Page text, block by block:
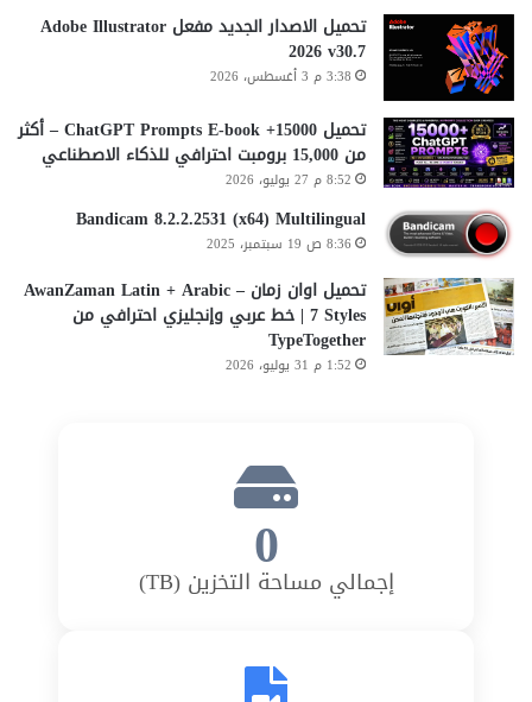
تحميل الاصدار الجديد مفعل Adobe Illustrator
2026 v30.7
3:38 م 3 أغسطس، 2026
تحميل 15000+ ChatGPT Prompts E-book – أكثر
من 15,000 برومبت احترافي للذكاء الاصطناعي
8:52 م 27 يوليو، 2026
Bandicam 8.2.2.2531 (x64) Multilingual
8:36 ص 19 سبتمبر، 2025
تحميل اوان زمان AwanZaman Latin + Arabic –
7 Styles | خط عربي وإنجليزي احترافي من
TypeTogether
1:52 م 31 يوليو، 2026
0
إجمالي مساحة التخزين (TB)